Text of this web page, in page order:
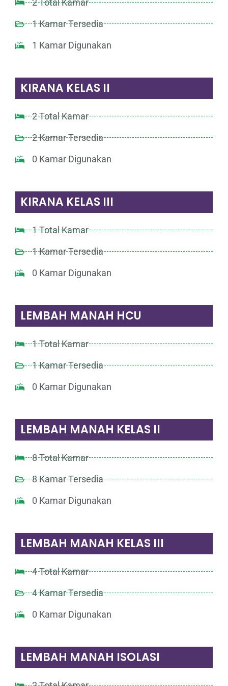
2 Total Kamar
1 Kamar Tersedia
1 Kamar Digunakan
KIRANA KELAS II
2 Total Kamar
2 Kamar Tersedia
0 Kamar Digunakan
KIRANA KELAS III
1 Total Kamar
1 Kamar Tersedia
0 Kamar Digunakan
LEMBAH MANAH HCU
1 Total Kamar
1 Kamar Tersedia
0 Kamar Digunakan
LEMBAH MANAH KELAS II
8 Total Kamar
8 Kamar Tersedia
0 Kamar Digunakan
LEMBAH MANAH KELAS III
4 Total Kamar
4 Kamar Tersedia
0 Kamar Digunakan
LEMBAH MANAH ISOLASI